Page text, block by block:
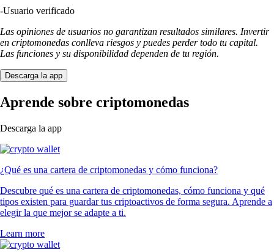
-Usuario verificado
Las opiniones de usuarios no garantizan resultados similares. Invertir
en criptomonedas conlleva riesgos y puedes perder todo tu capital.
Las funciones y su disponibilidad dependen de tu región.
Descarga la app
Aprende sobre criptomonedas
Descarga la app
¿Qué es una cartera de criptomonedas y cómo funciona?
Descubre qué es una cartera de criptomonedas, cómo funciona y qué
tipos existen para guardar tus criptoactivos de forma segura. Aprende a
elegir la que mejor se adapte a ti.
Learn more